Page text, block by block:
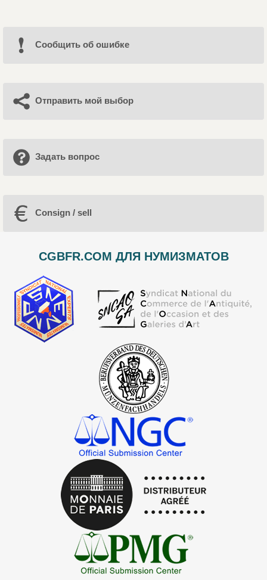
Cообщить об ошибке
Отправить мой выбор
Задать вопрос
Consign / sell
CGBFR.COM ДЛЯ НУМИЗМАТОВ